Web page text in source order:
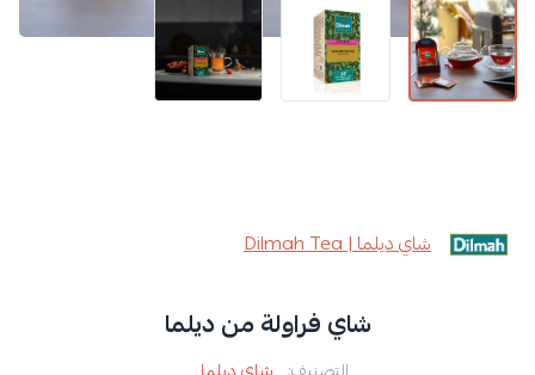
شاي ديلما | Dilmah Tea
شاي فراولة من ديلما